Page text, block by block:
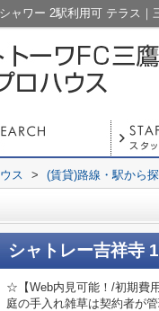
ス > (賃貸)路線・駅から
シャトレー吉祥寺
☆【Web内見可能！/初期費
庭の手入れ雑草は契約者が